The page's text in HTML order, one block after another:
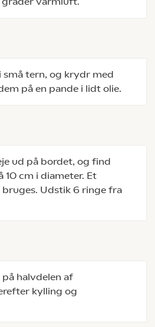
tern, og krydr med
på en pande i lidt olie.
ud på bordet, og find
cm i diameter. Et
bruges. Udstik 6 ringe fra
halvdelen af
kylling og